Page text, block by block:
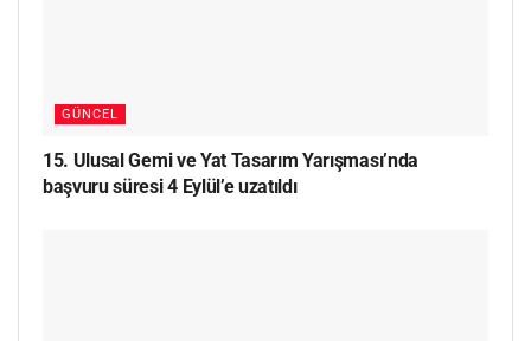
GÜNCEL
15. Ulusal Gemi ve Yat Tasarım Yarışması’nda
başvuru süresi 4 Eylül’e uzatıldı